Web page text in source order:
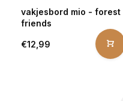
vakjesbord mio - forest
friends
€12,99